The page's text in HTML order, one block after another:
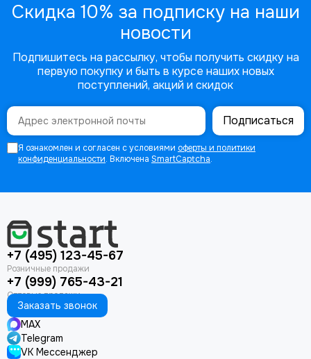
Скидка 10% за подписку на наши
новости
Подпишитесь на рассылку, чтобы получить скидку на
первую покупку и быть в курсе наших новых
поступлений, акций и скидок
Подписаться
Я ознакомлен и согласен с условиями оферты и политики
конфиденциальности. Включена SmartCaptcha.
+7 (495) 123-45-67
+7 (999) 765-43-21
Заказать звонок
MAX
Telegram
VK Мессенджер